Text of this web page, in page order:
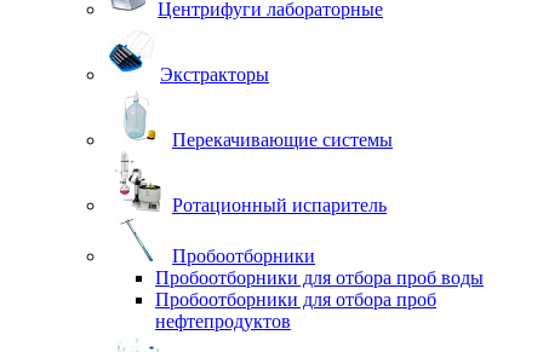
Центрифуги лабораторные
Экстракторы
Перекачивающие системы
Ротационный испаритель
Пробоотборники
Пробоотборники для отбора проб воды
Пробоотборники для отбора проб
нефтепродуктов